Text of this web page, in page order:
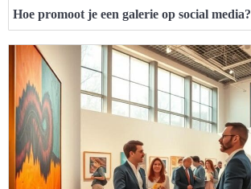
Hoe promoot je een galerie op social media?